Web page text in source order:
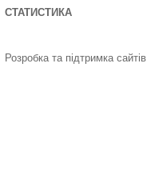
СТАТИСТИКА
Розробка та підтримка сайтів